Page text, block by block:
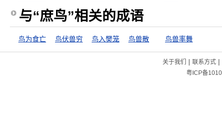
与“庶鸟”相关的成语
鸟为食亡 鸟伏兽穷 鸟入樊笼 鸟兽散 鸟兽率舞
关于我们 | 联系方式|
粤ICP备